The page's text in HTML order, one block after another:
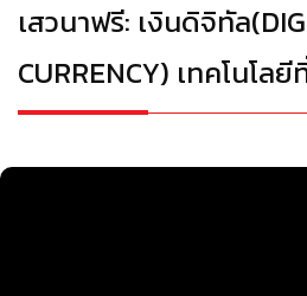
เสวนาฟรี: เงินดิจิทัล
CURRENCY) เทคโนโ